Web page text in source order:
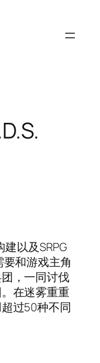
以及SRPG
和游戏主角
，一同讨伐
在迷雾重重
过50种不同